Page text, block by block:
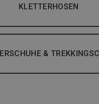
KLETTERHOSEN
&